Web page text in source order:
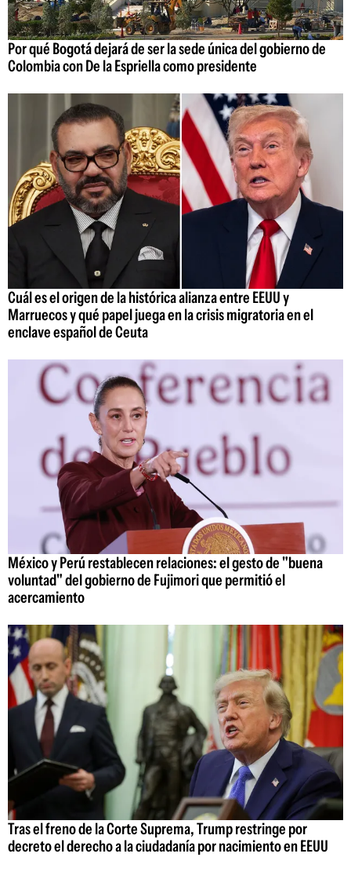
Por qué Bogotá dejará de ser la sede única del gobierno de
Colombia con De la Espriella como presidente
Cuál es el origen de la histórica alianza entre EEUU y
Marruecos y qué papel juega en la crisis migratoria en el
enclave español de Ceuta
México y Perú restablecen relaciones: el gesto de "buena
voluntad" del gobierno de Fujimori que permitió el
acercamiento
Tras el freno de la Corte Suprema, Trump restringe por
decreto el derecho a la ciudadanía por nacimiento en EEUU